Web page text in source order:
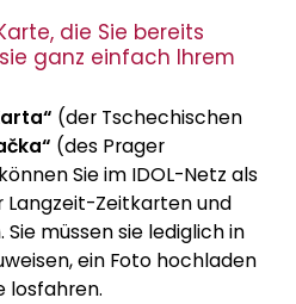
die Sie bereits
ganz einfach Ihrem
(der Tschechischen
(des Prager
Sie im IDOL-Netz als
Zeitkarten und
müssen sie lediglich in
ein Foto hochladen
losfahren.